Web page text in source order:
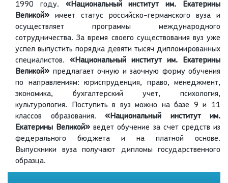
1990 году. «Национальный институт им. Екатерины
Великой» имеет статус российско-германского вуза и
осуществляет программы международного
сотрудничества. За время своего существования вуз уже
успел выпустить порядка девяти тысяч дипломированных
специалистов. «Национальный институт им. Екатерины
Великой» предлагает очную и заочную форму обучения
по направлениям: юриспруденция, право, менеджмент,
экономика, бухгалтерский учет, психология,
культурология. Поступить в вуз можно на базе 9 и 11
классов образования. «Национальный институт им.
Екатерины Великой» ведет обучение за счет средств из
федерального бюджета и на платной основе.
Выпускники вуза получают дипломы государственного
образца.